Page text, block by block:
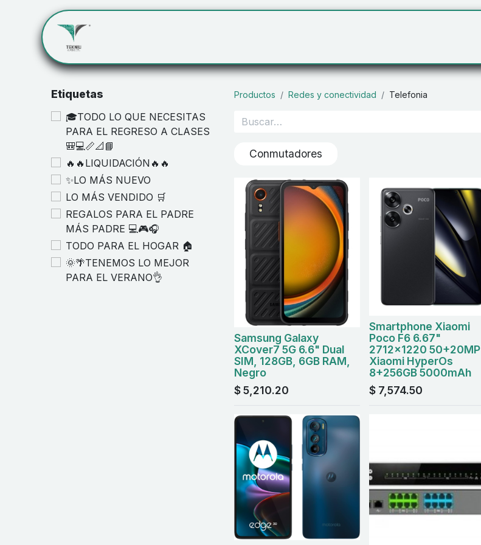
Etiquetas
🎓TODO LO QUE NECESITAS
PARA EL REGRESO A CLASES
🎒💻📏📐📘
🔥🔥LIQUIDACIÓN🔥🔥
✨LO MÁS NUEVO
LO MÁS VENDIDO 🛒
REGALOS PARA EL PADRE
MÁS PADRE 💻🎮🎧
TODO PARA EL HOGAR 🏠
🌞🌴TENEMOS LO MEJOR
PARA EL VERANO👌
Productos Redes y conectividad Telefonia
Conmutadores
Samsung Galaxy
XCover7 5G 6.6" Dual
SIM, 128GB, 6GB RAM,
Negro
$5,210.20
Smartphone Xiaomi
Poco F6 6.67"
2712x1220 50+20MP
Xiaomi HyperOs
8+256GB 5000mAh
$ 7,574.50